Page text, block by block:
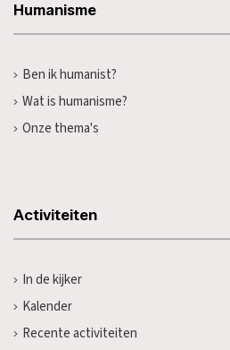
Humanisme
Ben ik humanist?
Wat is humanisme?
Onze thema's
Activiteiten
In de kijker
Kalender
Recente activiteiten